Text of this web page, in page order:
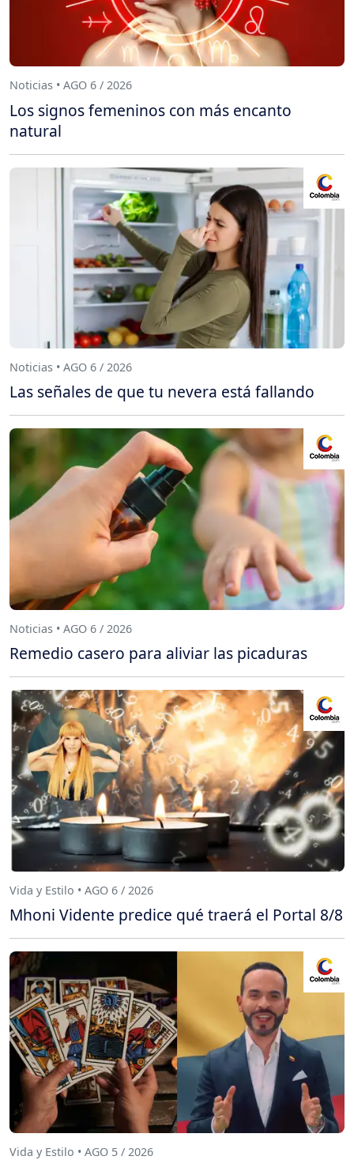
Noticias • AGO 6 / 2026
Los signos femeninos con más encanto
natural
Noticias • AGO 6 / 2026
Las señales de que tu nevera está fallando
Noticias • AGO 6 / 2026
Remedio casero para aliviar las picaduras
Vida y Estilo • AGO 6 / 2026
Mhoni Vidente predice qué traerá el Portal 8/8
Vida y Estilo • AGO 5 / 2026